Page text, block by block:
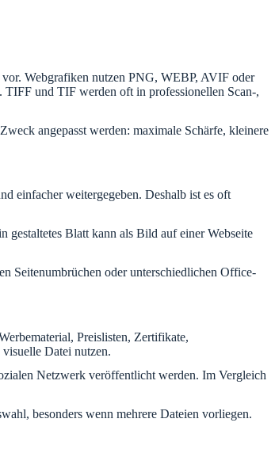
Webgrafiken nutzen PNG, WEBP, AVIF oder
und TIF werden oft in professionellen Scan-,
angepasst werden: maximale Schärfe, kleinere
einfacher weitergegeben. Deshalb ist es oft
gestaltetes Blatt kann als Bild auf einer Webseite
Seitenumbrüchen oder unterschiedlichen Office-
Preislisten, Zertifikate,
Datei nutzen.
Netzwerk veröffentlicht werden. Im Vergleich
besonders wenn mehrere Dateien vorliegen.